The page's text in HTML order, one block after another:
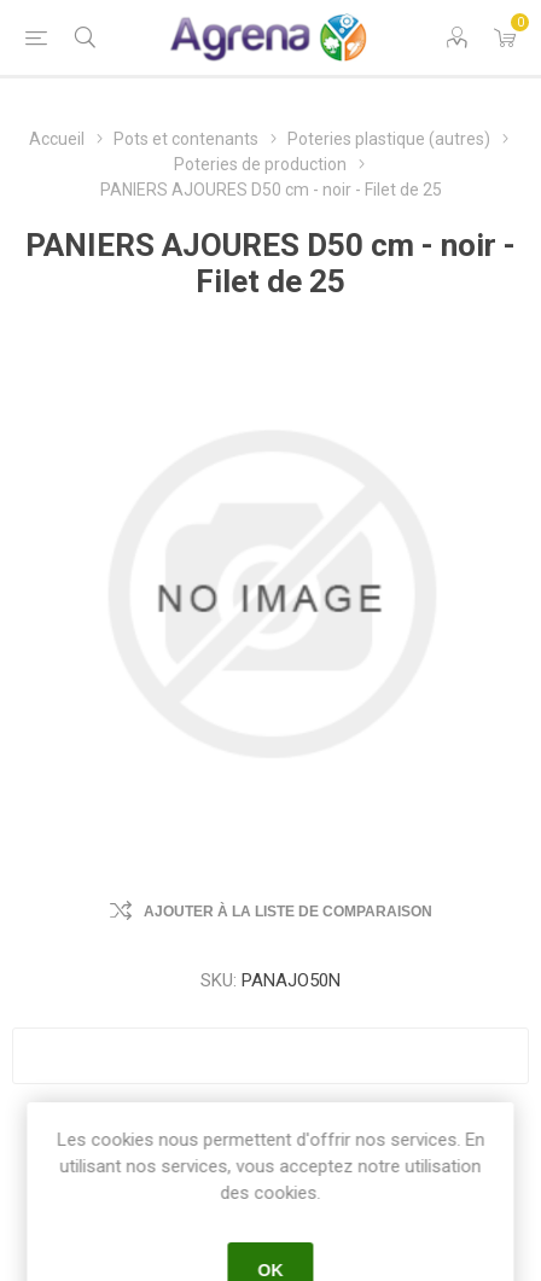
0
Accueil Pots et contenants
Poteries plastique (autres)
Poteries de production
PANIERS AJOURES D50 cm - noir - Filet de 25
PANIERS AJOURES D50 cm - noir -
Filet de 25
AJOUTER À LA LISTE DE COMPARAISON
SKU: PANAJO50N
Share:
Les cookies nous permettent d'offrir nos services. En
utilisant nos services, vous acceptez notre utilisation
des cookies.
OK